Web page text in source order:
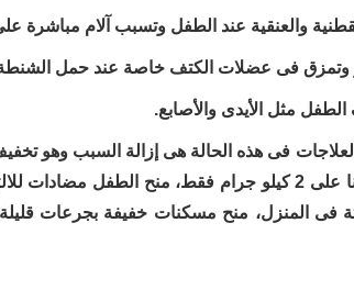
العلاجات فى هذه الحالة هى إزالة السبب وهو
يزيد وزنها كما أشرنا على 2 كيلو جرام فقط، منح
فى المنزل، منح مسكنات خفيفة بجرعات